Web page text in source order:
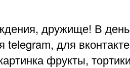
дружище! В день
telegram, для
фрукты,